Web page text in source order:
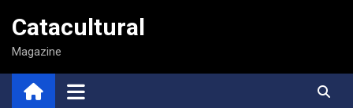
contenido
Catacultural
Magazine